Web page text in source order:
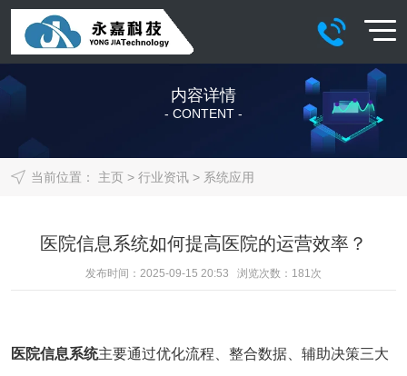
内容详情
- CONTENT -
当前位置： 主页> 行业资讯> 系统应用
医院信息系统如何提高医院的运营效率？
发布时间：2025-09-15 20:53 浏览次数： 181次
医院信息系统主要通过优化流程、整合数据、辅助决策三大